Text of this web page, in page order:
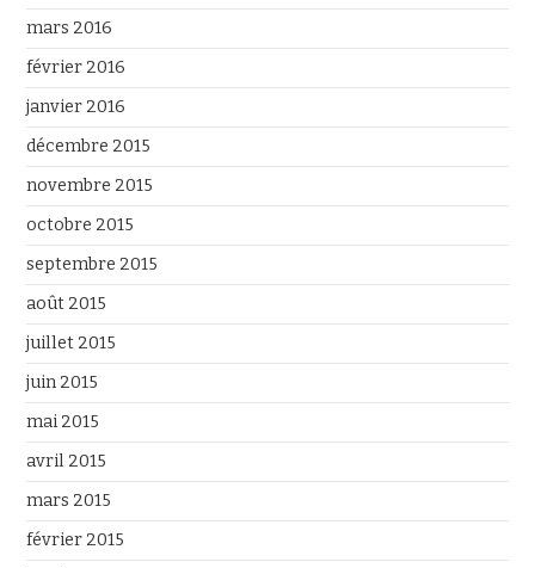
mars 2016
février 2016
janvier 2016
décembre 2015
novembre 2015
octobre 2015
septembre 2015
août 2015
juillet 2015
juin 2015
mai 2015
avril 2015
mars 2015
février 2015